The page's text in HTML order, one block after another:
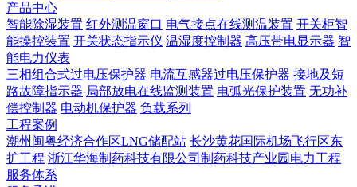
产品中心
智能除湿装置 红外测温窗口 电气接点在线测温装置 开关柜智
能操控装置 开关状态指示仪 温湿度控制器 高压带电显示器 智
能电力仪表
三相组合式过电压保护器 电流互感器过电压保护器 接地及短
路故障指示器 局部放电在线监测装置 电弧光保护装置 无功补
偿控制器 电动机保护器 负载系列
工程案例
潮州闽粤经济合作区LNG储配站 长沙黄花国际机场飞行区东
扩工程 浙江华海制药科技有限公司制药科技产业园电力工程
服务体系